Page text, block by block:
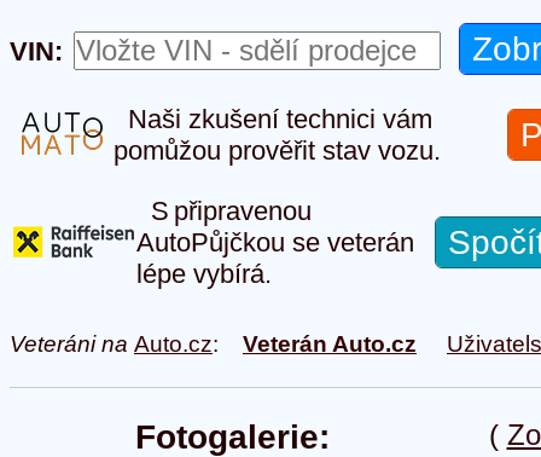
VIN:
Naši zkušení technici vám
pomůžou prověřit stav vozu.
S připravenou
AutoPůjčkou se veterán
lépe vybírá.
Veteráni na Auto.cz: Veterán Auto.cz
(
Fotogalerie: